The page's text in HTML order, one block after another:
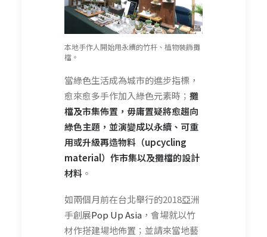
本地手作人開始用永續的竹杆、植物裝飾攤
檔。
當綠色生活成為城市的進步指標，
愈來愈多手作加入綠色元素時； 攤
檔及市集佈置，毋庸置疑將愈趨向
綠色主題，並演變成以永續、可重
用或升級再造物料（upcycling
material）作市集以及攤檔的設計
材料 。
如兩個月前在台北舉行的2018亞洲
手創展Pop Up Asia ，會場就以竹
材作搭建場地佈置；並請來當地藝